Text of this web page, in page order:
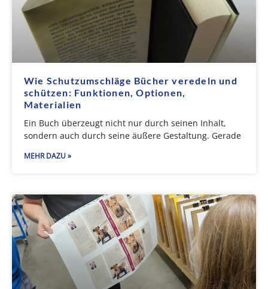
Wie Schutzumschläge Bücher veredeln und
schützen: Funktionen, Optionen,
Materialien
Ein Buch überzeugt nicht nur durch seinen Inhalt,
sondern auch durch seine äußere Gestaltung. Gerade
MEHR DAZU »